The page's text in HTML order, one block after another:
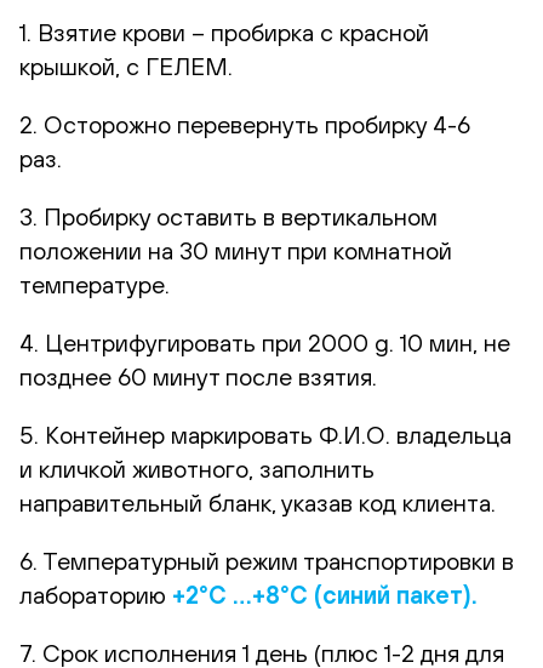
1. Взятие крови – пробирка с красной
крышкой, с ГЕЛЕМ.
2. Осторожно перевернуть пробирку 4-6
раз.
3. Пробирку оставить в вертикальном
положении на 30 минут при комнатной
температуре.
4. Центрифугировать при 2000 g. 10 мин, не
позднее 60 минут после взятия.
5. Контейнер маркировать Ф.И.О. владельца
и кличкой животного, заполнить
направительный бланк, указав код клиента.
6. Температурный режим транспортировки в
лабораторию +2°С …+8°С (синий пакет).
7. Срок исполнения 1 день (плюс 1-2 дня для